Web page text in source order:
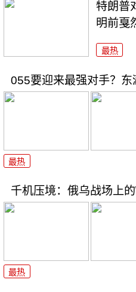
特朗普
明前戛
最热
055要迎来最强对手？东
最热
千机压境：俄乌战场上
最热